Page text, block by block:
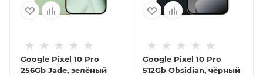
Google Pixel 10 Pro
256Gb Jade, зелёный
Google Pixel 10 Pro
512Gb Obsidian, чёрный